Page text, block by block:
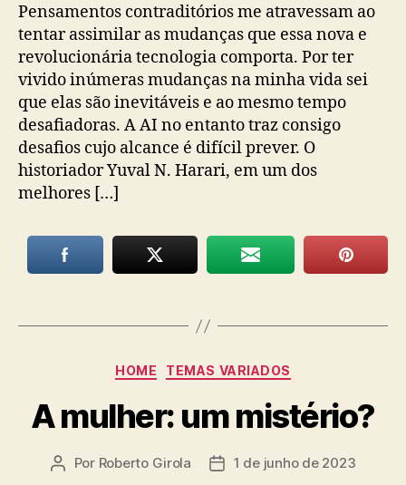
Pensamentos contraditórios me atravessam ao
tentar assimilar as mudanças que essa nova e
revolucionária tecnologia comporta. Por ter
vivido inúmeras mudanças na minha vida sei
que elas são inevitáveis e ao mesmo tempo
desafiadoras. A AI no entanto traz consigo
desafios cujo alcance é difícil prever. O
historiador Yuval N. Harari, em um dos
melhores […]
Categorias
HOME TEMAS VARIADOS
A mulher: um mistério?
Autor
Por Roberto Girola
Data1 de junho de 2023